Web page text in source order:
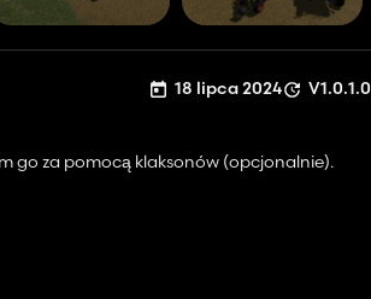
18 lipca 2024 V1.0.1.0
go za pomocą klaksonów (opcjonalnie).